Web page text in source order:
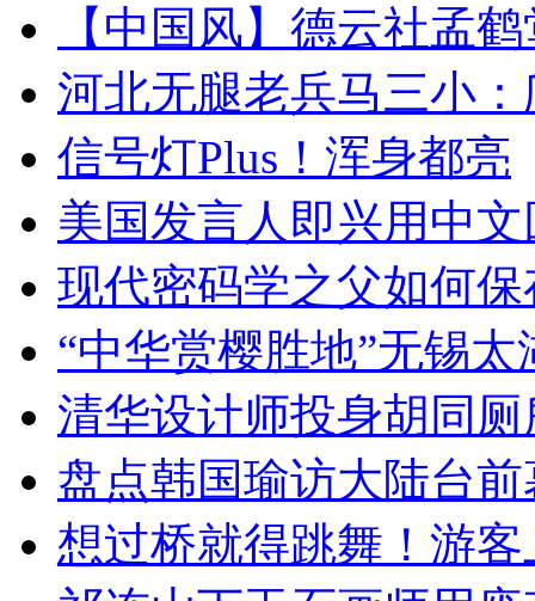
【中国风】德云社孟
河北无腿老兵马三小
信号灯Plus！浑身都亮
美国发言人即兴用中
现代密码学之父如何
“中华赏樱胜地”无锡
清华设计师投身胡同
盘点韩国瑜访大陆台
想过桥就得跳舞！游客